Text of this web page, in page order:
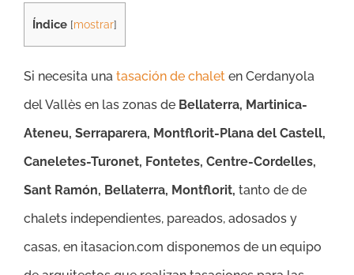
Índice [mostrar]
Si necesita una tasación de chalet en Cerdanyola
del Vallès en las zonas de Bellaterra, Martinica-
Ateneu, Serraparera, Montflorit-Plana del Castell,
Caneletes-Turonet, Fontetes, Centre-Cordelles,
Sant Ramón, Bellaterra, Montflorit, tanto de de
chalets independientes, pareados, adosados y
casas, en itasacion.com disponemos de un equipo